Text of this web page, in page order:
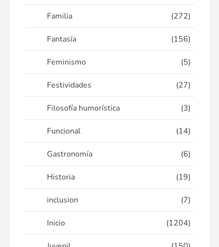
Familia (272)
Fantasía (156)
Feminismo (5)
Festividades (27)
Filosofía humorística (3)
Funcional (14)
Gastronomía (6)
Historia (19)
inclusion (7)
Inicio (1204)